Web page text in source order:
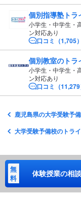
個別指導塾トラ
小学生・中学生・
ン対応あり
口コミ（1,705）
個別教室のトラ
小学生・中学生・
ン対応あり
口コミ（11,279
鹿児島県の大学受験予
大学受験予備校のトラ
無
料
体験授業の相談